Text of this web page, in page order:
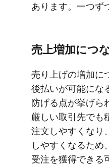
あります。​一つず
売上増加に​つ
売り上げの​増加に​
後払いが​可能に​な
防げる​点が​挙げら
厳しい​取引先でも​
注文しやすくなり
しやすくなる​ため
受注を​獲得できる​